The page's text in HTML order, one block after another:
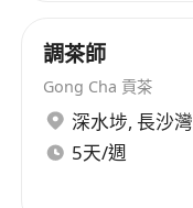
調茶師
Gong Cha 貢茶
深水埗, 長沙灣
5天/週